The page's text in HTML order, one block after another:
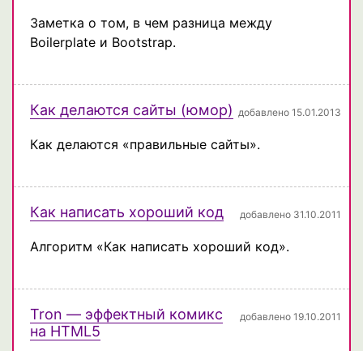
Заметка о том, в чем разница между
Boilerplate и Bootstrap.
Как делаются сайты (юмор) добавлено 15.01.2013
Как делаются «правильные сайты».
Как написать хороший код добавлено 31.10.2011
Алгоритм «Как написать хороший код».
Tron — эффектный комикс
на HTML5
добавлено 19.10.2011